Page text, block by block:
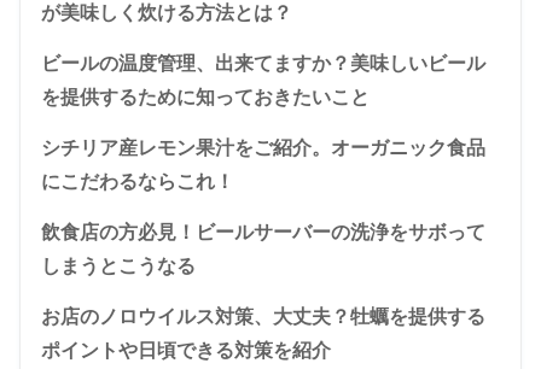
が美味しく炊ける方法とは？
ビールの温度管理、出来てますか？美味しいビール
を提供するために知っておきたいこと
シチリア産レモン果汁をご紹介。オーガニック食品
にこだわるならこれ！
飲食店の方必見！ビールサーバーの洗浄をサボって
しまうとこうなる
お店のノロウイルス対策、大丈夫？牡蠣を提供する
ポイントや日頃できる対策を紹介